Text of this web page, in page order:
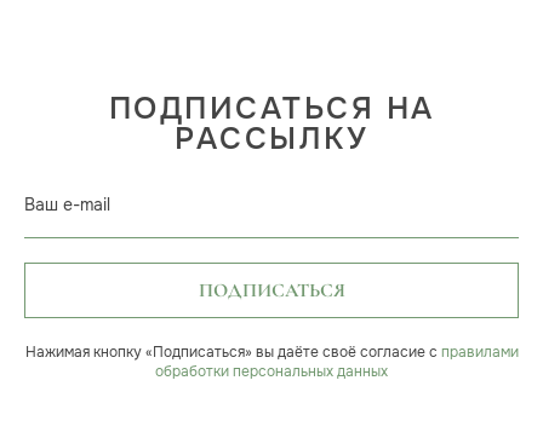
ПОДПИСАТЬСЯ НА
РАССЫЛКУ
Ваш e-mail
ПОДПИСАТЬСЯ
Нажимая кнопку «Подписаться» вы даёте своё согласие с правилами
обработки персональных данных